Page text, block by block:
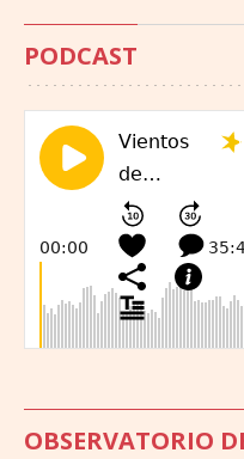
PODCAST
OBSERVATORIO